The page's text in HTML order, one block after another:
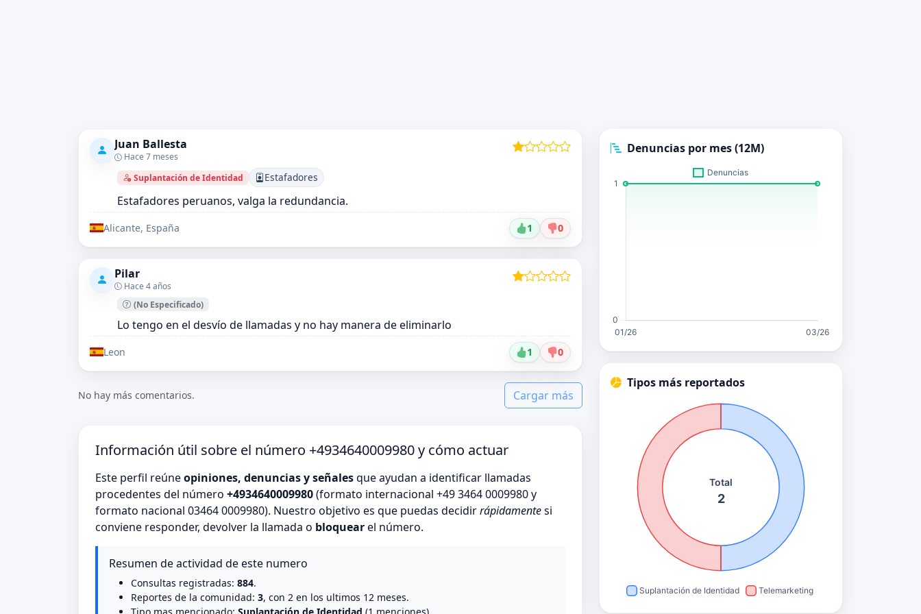
Juan Ballesta
Hace 7 meses
Suplantación de Identidad
Estafadores
Estafadores peruanos, valga la redundancia.
Alicante, España 1 0
Pilar
Hace 4 años
(No Especificado)
Lo tengo en el desvío de llamadas y no hay manera de eliminarlo
Leon 1 0
No hay más comentarios. Cargar más
Información útil sobre el número +4934640009980 y cómo actuar
Este perfil reúneopiniones, denuncias y señalesque ayudan a identificar llamadas
procedentes del número +4934640009980(formato internacional +49 3464 0009980 y
formato nacional 03464 0009980). Nuestro objetivo es que puedas decidirrápidamentesi
conviene responder, devolver la llamada o bloquearel número.
Resumen de actividad de este numero
Consultas registradas: 884.
Reportes de la comunidad: 3, con 2 en los ultimos 12 meses.
Tipo mas mencionado: Suplantación de Identidad (1 menciones).
Denuncias por mes (12M)
Tipos más reportados